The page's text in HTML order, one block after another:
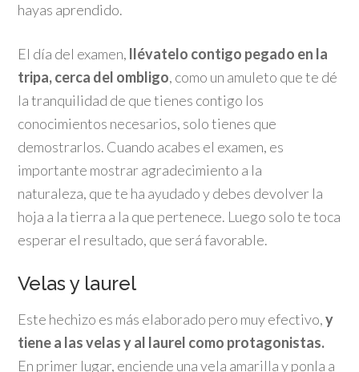
hayas aprendido.
El día del examen, llévatelo contigo pegado en la
tripa, cerca del ombligo, como un amuleto que te dé
la tranquilidad de que tienes contigo los
conocimientos necesarios, solo tienes que
demostrarlos. Cuando acabes el examen, es
importante mostrar agradecimiento a la
naturaleza, que te ha ayudado y debes devolver la
hoja a la tierra a la que pertenece. Luego solo te toca
esperar el resultado, que será favorable.
Velas y laurel
Este hechizo es más elaborado pero muy efectivo,y
tiene a las velas y al laurel como protagonistas.
En primer lugar, enciende una vela amarilla y ponla a